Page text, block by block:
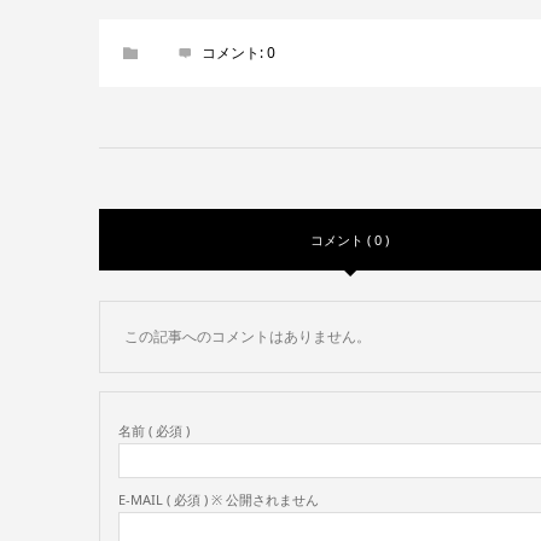
コメント:0
コメント ( 0 )
この記事へのコメントはありません。
名前 ( 必須 )
E-MAIL ( 必須 ) ※ 公開されません